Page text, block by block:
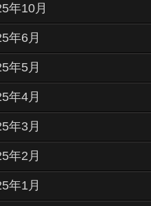
年10月
年6月
年5月
年4月
年3月
年2月
年1月